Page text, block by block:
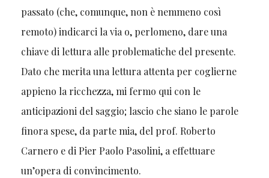
passato (che, comunque, non è nemmeno così
remoto) indicarci la via o, perlomeno, dare una
chiave di lettura alle problematiche del presente.
Dato che merita una lettura attenta per coglierne
appieno la ricchezza, mi fermo qui con le
anticipazioni del saggio; lascio che siano le parole
finora spese, da parte mia, del prof. Roberto
Carnero e di Pier Paolo Pasolini, a effettuare
un’opera di convincimento.